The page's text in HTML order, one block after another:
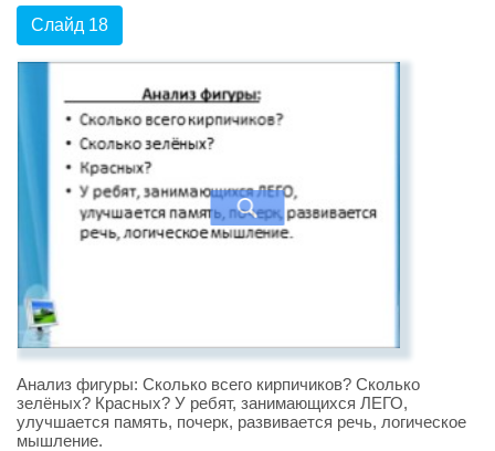
Слайд 18
Анализ фигуры: Сколько всего кирпичиков? Сколько
зелёных? Красных? У ребят, занимающихся ЛЕГО,
улучшается память, почерк, развивается речь, логическое
мышление.